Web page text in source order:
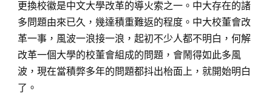
更換校徽是中文大學改革的導火索之一。中大存在的諸
多問題由來已久，幾達積重難返的程度。中大校董會改
革一事，風波一浪接一浪，起初不少人都不明白，何解
改革一個大學的校董會組成的問題，會鬧得如此多風
波，現在當積弊多年的問題都抖出枱面上，就開始明白
了。